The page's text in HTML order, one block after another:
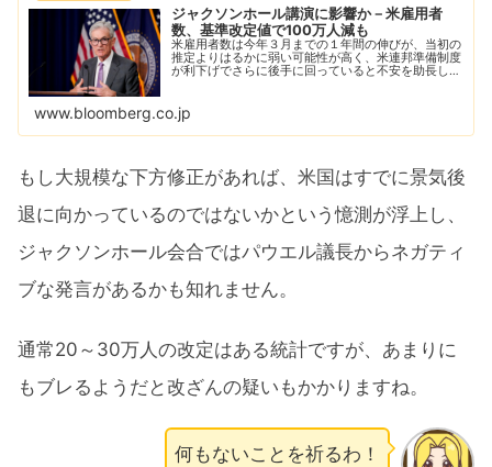
ジャクソンホール講演に影響か－米雇用者
数、基準改定値で100万人減も
米雇用者数は今年３月までの１年間の伸びが、当初の
推定よりはるかに弱い可能性が高く、米連邦準備制度
が利下げでさらに後手に回っていると不安を助長しか
www.bloomberg.co.jp
もし大規模な下方修正があれば、米国はすでに景気後
退に向かっているのではないかという憶測が浮上し、
ジャクソンホール会合ではパウエル議長からネガティ
ブな発言があるかも知れません。
通常20～30万人の改定はある統計ですが、あまりに
もブレるようだと改ざんの疑いもかかりますね。
何もないことを祈るわ！